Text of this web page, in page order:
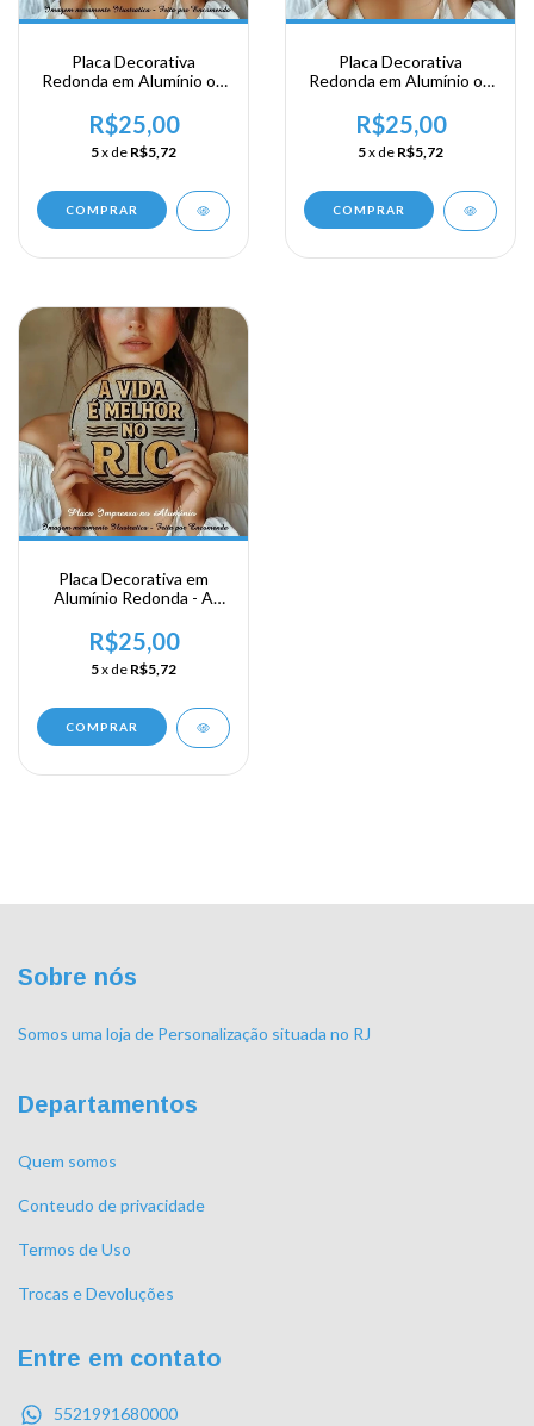
Placa Decorativa
Redonda em Alumínio ou
R$25,00
5x de R$5,72
COMPRAR
Placa Decorativa
Redonda em Alumínio ou
Churrasco
R$25,00
5x de R$5,72
COMPRAR
Placa Decorativa em
Alumínio Redonda - A
R$25,00
5x de R$5,72
COMPRAR
Sobre nós
Somos uma loja de Personalização situada no RJ
Departamentos
Quem somos
Conteudo de privacidade
Termos de Uso
Trocas e Devoluções
Entre em contato
5521991680000